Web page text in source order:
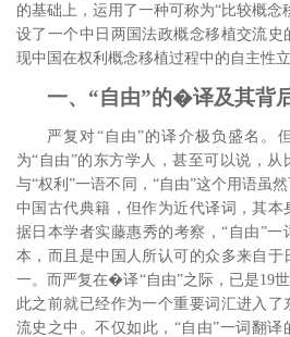
的基础上，运用了一种可称为“比较概念
设了一个中日两国法政概念移植交流史
现中国在权利概念移植过程中的自主性
一、“自由”的�译及其背
严复对“自由”的译介极负盛名。
为“自由”的东方学人，甚至可以说，从
与“权利”一语不同，“自由”这个用语虽
中国古代典籍， 但作为近代译词，其本
据日本学者实藤惠秀的考察，“自由”一
本，而且是中国人所认可的众多来自于
一。而严复在�译“自由”之际，已是19
此之前就已经作为一个重要词汇进入
流史之中。不仅如此，“自由”一词翻译